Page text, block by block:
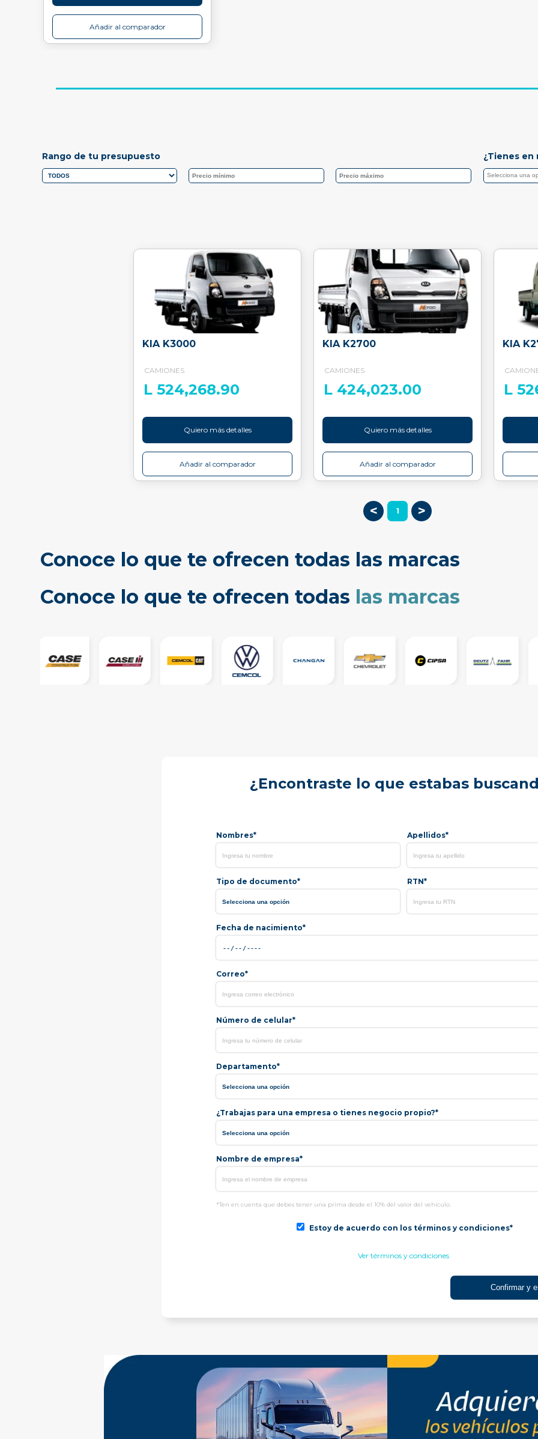
Añadir al comparador
Rango de tu presupuesto ¿Tienes en
KIA K3000
CAMIONES
L 524,268.90
Quiero más detalles
Añadir al comparador
KIA K2700
CAMIONES
L 424,023.00
Quiero más detalles
Añadir al comparador
KIA
L
< 1 >
Conoce lo que te ofrecen todas las marcas
Conoce lo que te ofrecen todas las marcas
¿Encontraste lo que estabas
Nombres* Apellidos*
Tipo de documento* RTN*
Fecha de nacimiento*
Correo*
Número de celular*
Departamento*
¿Trabajas para una empresa o tienes negocio propio?*
Nombre de empresa*
*Ten en cuenta que debes tener una prima desde el 10% del valor del vehículo.
Estoy de acuerdo con los términos y condiciones*
Ver términos y condiciones